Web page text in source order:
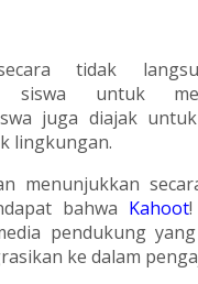
tidak
siswa untuk
juga diajak
lingkungan.
menunjukkan
bahwa Kahoot
pendukung
ke dalam